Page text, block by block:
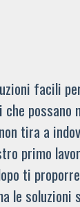
facili
tira a
primo
ti
le